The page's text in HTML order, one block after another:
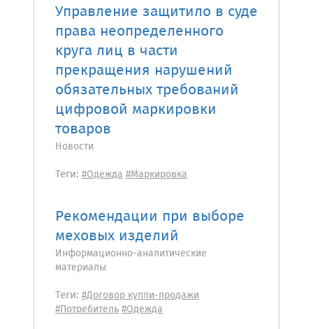
Управление защитило в суде
права неопределенного
круга лиц в части
прекращения нарушений
обязательных требований
цифровой маркировки
товаров
Новости
Теги: #Одежда#Маркировка
Рекомендации при выборе
меховых изделий
Информационно-аналитические
материалы
Теги: #Договор купли-продажи
#Потребитель#Одежда